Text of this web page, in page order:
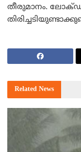
തീരുമാനം.
Related News